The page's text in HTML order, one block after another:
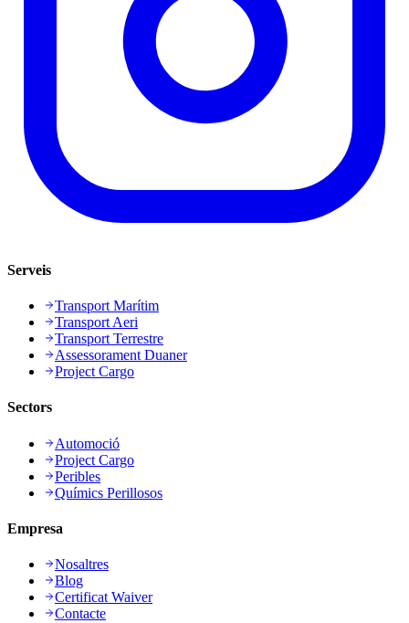
Serveis
Transport Marítim
Transport Aeri
Transport Terrestre
Assessorament Duaner
Project Cargo
Sectors
Automoció
Project Cargo
Peribles
Químics Perillosos
Empresa
Nosaltres
Blog
Certificat Waiver
Contacte